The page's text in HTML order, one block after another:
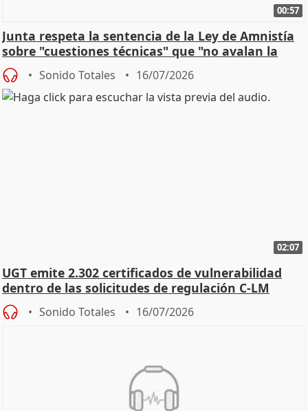
00:57
Junta respeta la sentencia de la Ley de Amnistía
sobre "cuestiones técnicas" que "no avalan la
const
Sonido Totales 16/07/2026
02:07
UGT emite 2.302 certificados de vulnerabilidad
dentro de las solicitudes de regulación C-LM
Sonido Totales 16/07/2026